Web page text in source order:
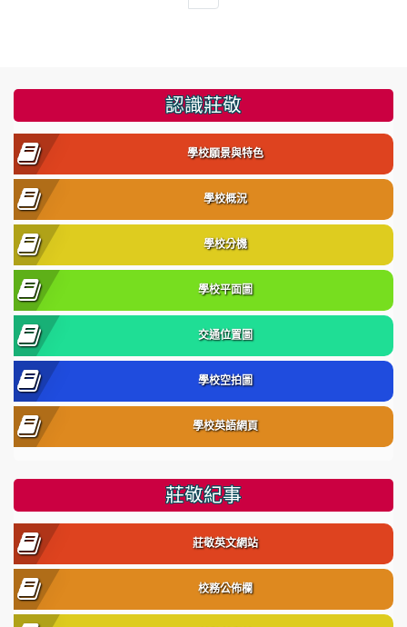
認識莊敬
學校願景與特色
學校概況
學校分機
學校平面圖
交通位置圖
學校空拍圖
學校英語網頁
莊敬紀事
莊敬英文網站
校務公佈欄